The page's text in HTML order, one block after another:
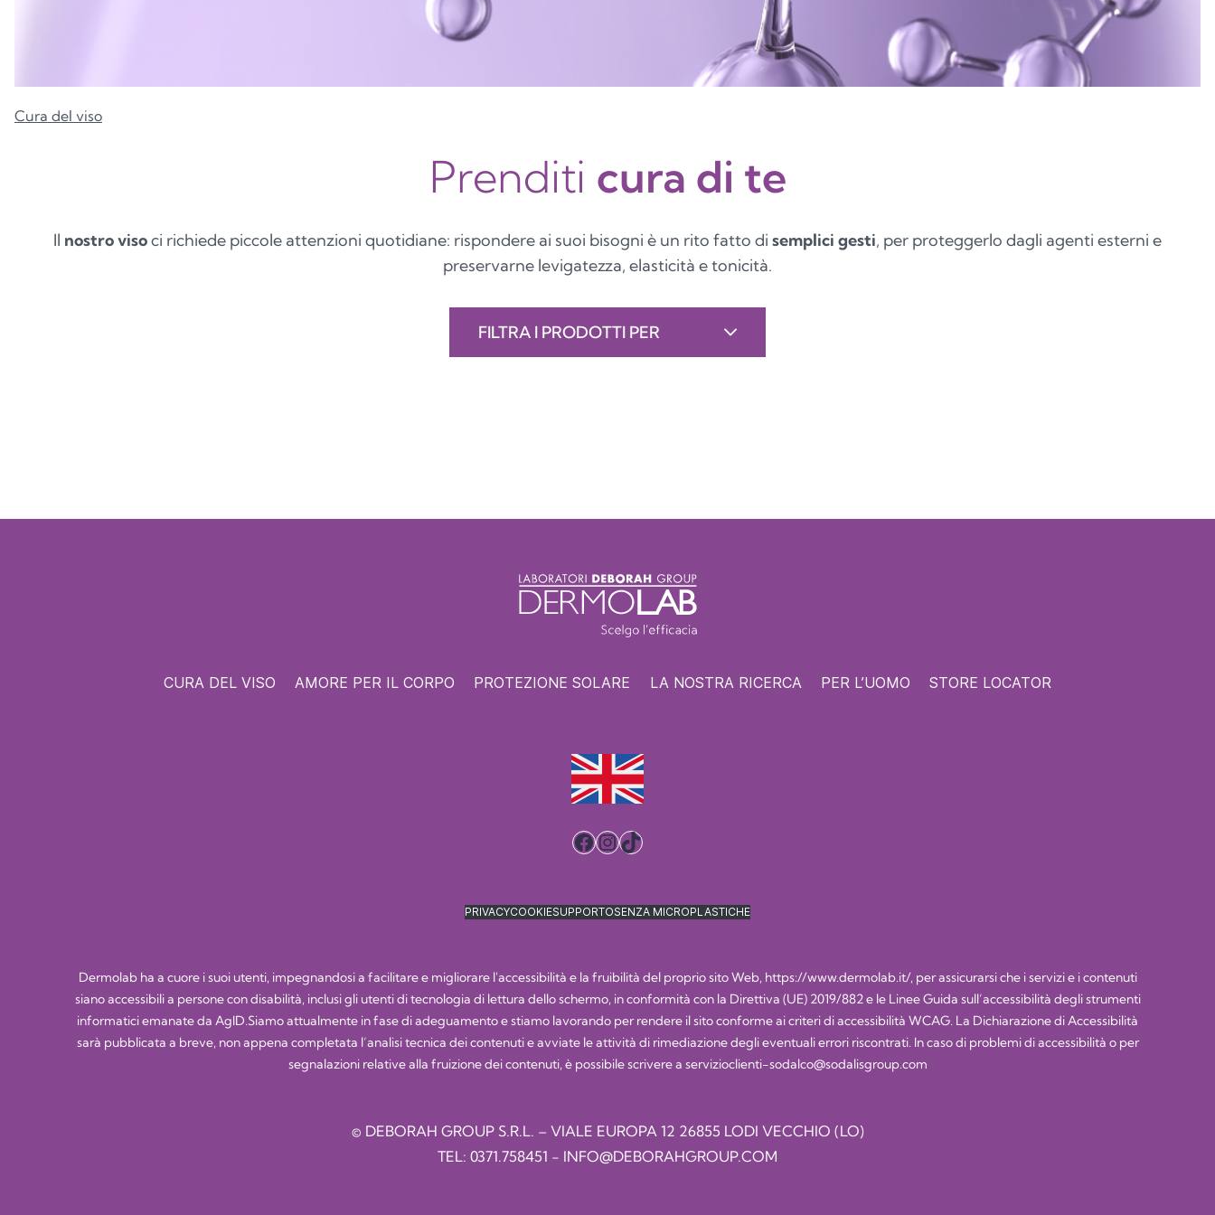
Cura del viso
Prenditi cura di te
Il nostro visoci richiede piccole attenzioni quotidiane: rispondere ai suoi bisogni è un rito fatto di semplici gesti, per proteggerlo dagli agenti esterni e
preservarne levigatezza, elasticità e tonicità.
FILTRA I PRODOTTI PER
CURA DEL VISO AMORE PER IL CORPO PROTEZIONE SOLARE LA NOSTRA RICERCA PER L’UOMO STORE LOCATOR
Facebook
Instagram
TikTok
PRIVACYCOOKIESUPPORTOSENZA MICROPLASTICHE
Dermolab ha a cuore i suoi utenti, impegnandosi a facilitare e migliorare l'accessibilità e la fruibilità del proprio sito Web, https://www.dermolab.it/, per assicurarsi che i servizi e i contenuti
siano accessibili a persone con disabilità, inclusi gli utenti di tecnologia di lettura dello schermo, in conformità con la Direttiva (UE) 2019/882 e le Linee Guida sull’accessibilità degli strumenti
informatici emanate da AgID.Siamo attualmente in fase di adeguamento e stiamo lavorando per rendere il sito conforme ai criteri di accessibilità WCAG. La Dichiarazione di Accessibilità
sarà pubblicata a breve, non appena completata l’analisi tecnica dei contenuti e avviate le attività di rimediazione degli eventuali errori riscontrati. In caso di problemi di accessibilità o per
segnalazioni relative alla fruizione dei contenuti, è possibile scrivere a servizioclienti-sodalco@sodalisgroup.com
© DEBORAH GROUP S.R.L. – VIALE EUROPA 12 26855 LODI VECCHIO (LO)
TEL: 0371.758451 - INFO@DEBORAHGROUP.COM